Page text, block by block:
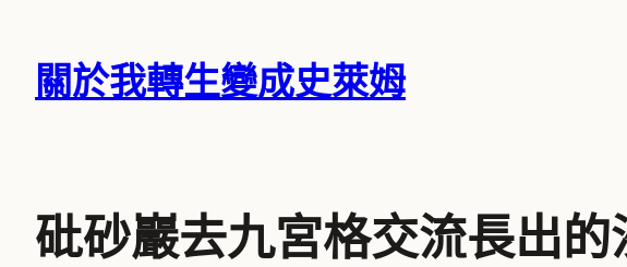
關於我轉生變成史萊姆
砒砂巖去九宮格交流長出